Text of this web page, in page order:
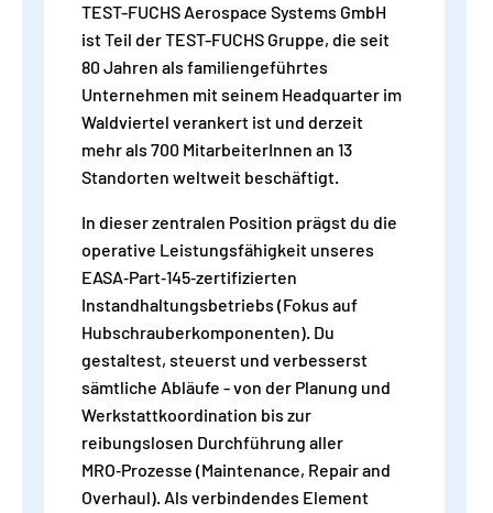
TEST-FUCHS Aerospace Systems GmbH
ist Teil der TEST-FUCHS Gruppe, die seit
80 Jahren als familiengeführtes
Unternehmen mit seinem Headquarter im
Waldviertel verankert ist und derzeit
mehr als 700 MitarbeiterInnen an 13
Standorten weltweit beschäftigt.
In dieser zentralen Position prägst du die
operative Leistungsfähigkeit unseres
EASA‑Part‑145‑zertifizierten
Instandhaltungsbetriebs (Fokus auf
Hubschrauberkomponenten). Du
gestaltest, steuerst und verbesserst
sämtliche Abläufe - von der Planung und
Werkstattkoordination bis zur
reibungslosen Durchführung aller
MRO‑Prozesse (Maintenance, Repair and
Overhaul). Als verbindendes Element